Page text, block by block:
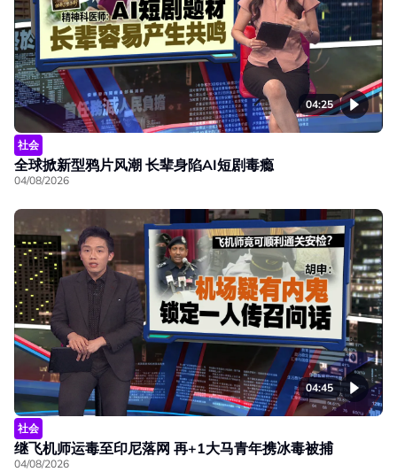
04:25
社会
全球掀新型鸦片风潮 长辈身陷AI短剧毒瘾
04/08/2026
04:45
社会
继飞机师运毒至印尼落网 再+1大马青年携冰毒被捕
04/08/2026